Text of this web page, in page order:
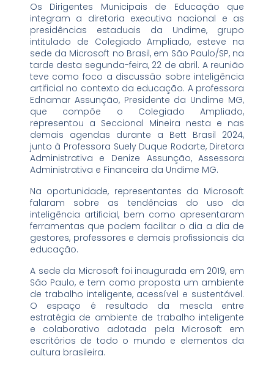
Os Dirigentes Municipais de Educação que
integram a diretoria executiva nacional e as
presidências estaduais da Undime, grupo
intitulado de Colegiado Ampliado, esteve na
sede da Microsoft no Brasil, em São Paulo/SP, na
tarde desta segunda-feira, 22 de abril. A reunião
teve como foco a discussão sobre inteligência
artificial no contexto da educação. A professora
Ednamar Assunção, Presidente da Undime MG,
que compõe o Colegiado Ampliado,
representou a Seccional Mineira nesta e nas
demais agendas durante a Bett Brasil 2024,
junto à Professora Suely Duque Rodarte, Diretora
Administrativa e Denize Assunção, Assessora
Administrativa e Financeira da Undime MG.
Na oportunidade, representantes da Microsoft
falaram sobre as tendências do uso da
inteligência artificial, bem como apresentaram
ferramentas que podem facilitar o dia a dia de
gestores, professores e demais profissionais da
educação.
A sede da Microsoft foi inaugurada em 2019, em
São Paulo, e tem como proposta um ambiente
de trabalho inteligente, acessível e sustentável.
O espaço é resultado da mescla entre
estratégia de ambiente de trabalho inteligente
e colaborativo adotada pela Microsoft em
escritórios de todo o mundo e elementos da
cultura brasileira.